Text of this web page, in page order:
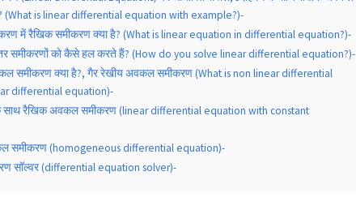
(What is linear differential equation with example?)-
में रैखिक समीकरण क्या है? (What is linear equation in differential equation?)-
समीकरणों को कैसे हल करते हैं? (How do you solve linear differential equation?)-
समीकरण क्या है?, गैर रेखीय अवकल समीकरण (What is non linear differential
differential equation)-
रैखिक अवकल समीकरण (linear differential equation with constant
समीकरण (homogeneous differential equation)-
सॉल्वर (differential equation solver)-